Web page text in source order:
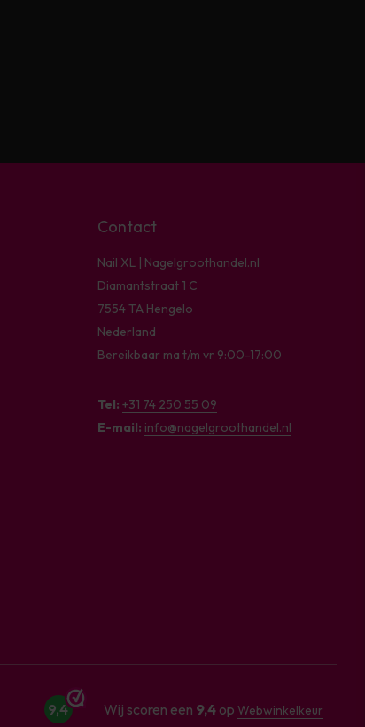
Contact
Nail XL | Nagelgroothandel.nl
Diamantstraat 1 C
7554 TA Hengelo
Nederland
Bereikbaar ma t/m vr 9:00-17:00
Tel: +31 74 250 55 09
E-mail: info@nagelgroothandel.nl
9,4 Wij scoren een 9,4op Webwinkelkeur